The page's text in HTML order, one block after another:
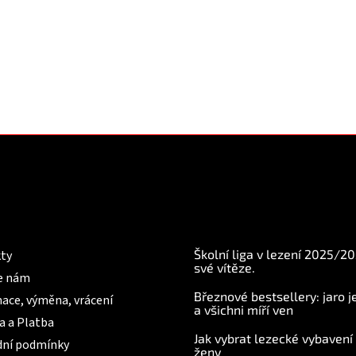
nám
výměna, vrácení
a Platba
podmínky
Školní liga v lezení 2025/
své vítěze.
Březnové bestsellery: jaro
a všichni míří ven
Jak vybrat lezecké
ženy